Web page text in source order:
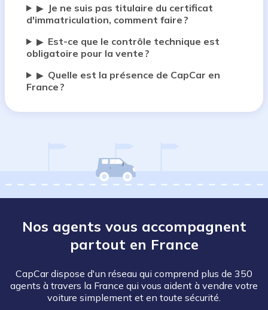
▶
Je ne suis pas titulaire du certificat
d'immatriculation, comment faire ?
▶ Est-ce que le contrôle technique est
obligatoire pour la vente ?
▶ Quelle est la présence de CapCar en
France ?
Nos agents vous accompagnent
partout en France
CapCar dispose d'un réseau qui comprend plus de 350
agents à travers la France qui vous aident à vendre votre
voiture simplement et en toute sécurité.